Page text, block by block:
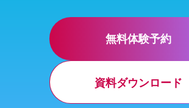
無料体験予約
資料ダウンロード